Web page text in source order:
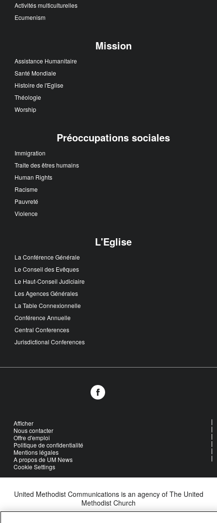
Activités multiculturelles
Ecumenism
Mission
Assistance Humanitaire
Santé Mondiale
Histoire de l'Eglise
Théologie
Worship
Préoccupations sociales
Immigration
Traite des êtres humains
Human Rights
Racisme
Pauvreté
Violence
L'Eglise
La Conférence Générale
Le Conseil des Evêques
Le Haut-Conseil Judiciaire
Les Agences Générales
La Table Connexionnelle
Conférence Annuelle
Central Conferences
Jurisdictional Conferences
Afficher
Nous contacter
Offre d'emploi
Politique de confidentialité
Mentions légales
A propos de UM News
Cookie Settings
United Methodist Communications is an agency of The United
Methodist Church
©2026United Methodist Communications. All Rights Reserved